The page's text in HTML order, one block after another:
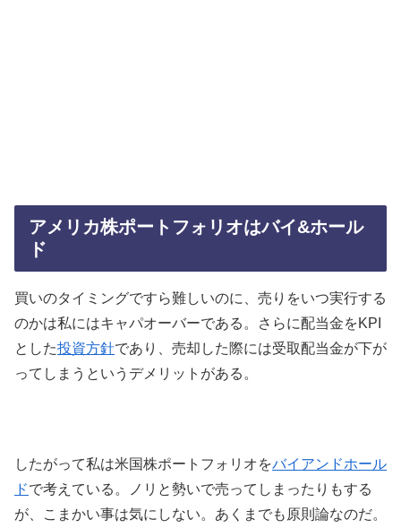
アメリカ株ポートフォリオはバイ&ホール
ド
買いのタイミングですら難しいのに、売りをいつ実行する
のかは私にはキャパオーバーである。さらに配当金をKPI
とした投資方針であり、売却した際には受取配当金が下が
ってしまうというデメリットがある。
したがって私は米国株ポートフォリオをバイアンドホール
ドで考えている。ノリと勢いで売ってしまったりもする
が、こまかい事は気にしない。あくまでも原則論なのだ。